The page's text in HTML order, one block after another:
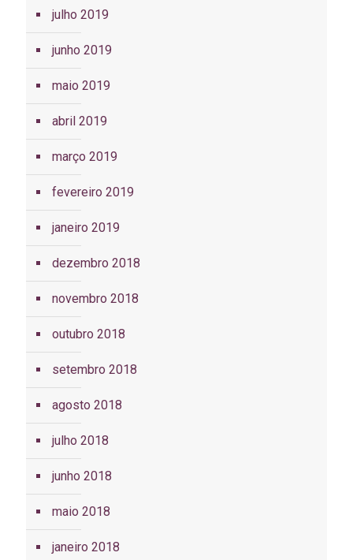
julho 2019
junho 2019
maio 2019
abril 2019
março 2019
fevereiro 2019
janeiro 2019
dezembro 2018
novembro 2018
outubro 2018
setembro 2018
agosto 2018
julho 2018
junho 2018
maio 2018
janeiro 2018